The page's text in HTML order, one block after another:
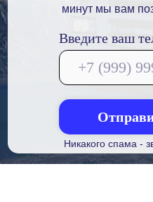
минут мы вам
Введите ваш
Никакого спама -